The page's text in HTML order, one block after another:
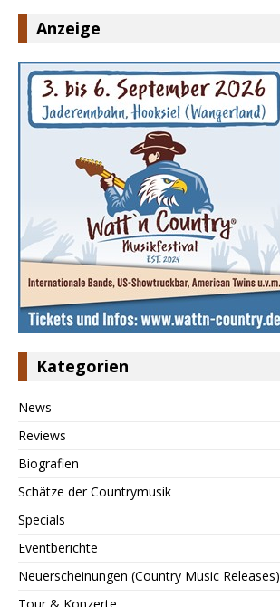
Anzeige
Kategorien
News
Reviews
Biografien
Schätze der Countrymusik
Specials
Eventberichte
Neuerscheinungen (Country Music Releases)